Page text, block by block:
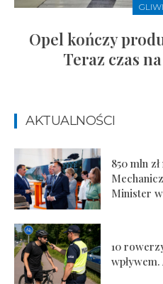
Opel kończy
Teraz czas
AKTUALNOŚCI
850 mln
Minister
10